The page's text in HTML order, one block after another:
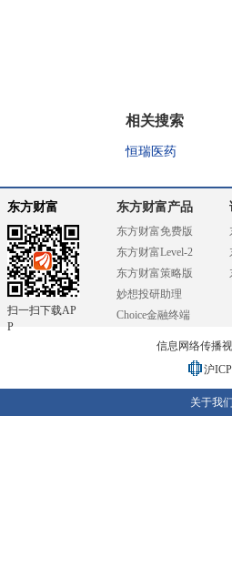
相关搜索
恒瑞医药
东方财富
扫一扫下载AP
P
东方财富产品
东方财富免费版
东方财富Level-2
东方财富策略版
妙想投研助理
Choice金融终端
信息网络传播
沪
关于我们